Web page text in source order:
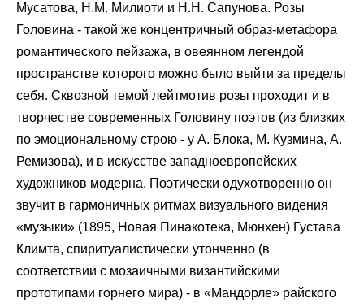
Мусатова, Н.М. Милиоти и Н.Н. Сапунова. Розы
Головина - такой же концентричный образ-метафора
романтического пейзажа, в овеянном легендой
пространстве которого можно было выйти за пределы
себя. Сквозной темой лейтмотив розы проходит и в
творчестве современных Головину поэтов (из близких
по эмоциональному строю - у А. Блока, М. Кузмина, А.
Ремизова), и в искусстве западноевропейских
художников модерна. Поэтически одухотворенно он
звучит в гармоничных ритмах визуального видения
«музыки» (1895, Новая Пинакотека, Мюнхен) Густава
Климта, спиритуалистически утонченно (в
соответствии с мозаичными византийскими
прототипами горнего мира) - в «Мандорле» райского